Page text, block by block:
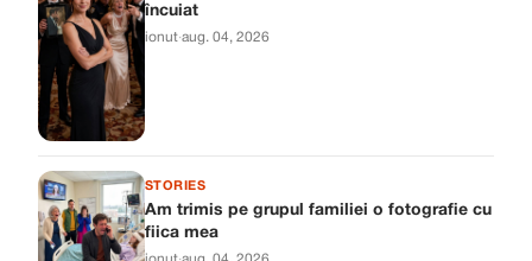
încuiat
ionut·aug. 04, 2026
STORIES
Am trimis pe grupul familiei o fotografie cu
fiica mea